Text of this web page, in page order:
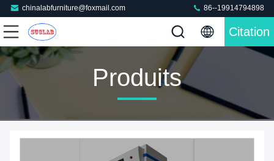
chinalabfurniture@foxmail.com 86--19914794898
Citation
Produits